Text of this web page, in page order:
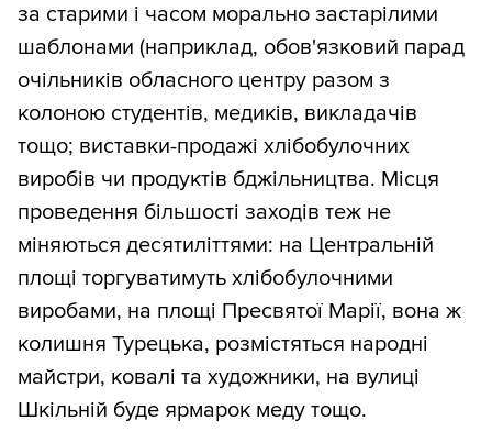
за старими і часом морально застарілими
шаблонами (наприклад, обов'язковий парад
очільників обласного центру разом з
колоною студентів, медиків, викладачів
тощо; виставки-продажі хлібобулочних
виробів чи продуктів бджільництва. Місця
проведення більшості заходів теж не
міняються десятиліттями: на Центральній
площі торгуватимуть хлібобулочними
виробами, на площі Пресвятої Марії, вона ж
колишня Турецька, розмістяться народні
майстри, ковалі та художники, на вулиці
Шкільній буде ярмарок меду тощо.